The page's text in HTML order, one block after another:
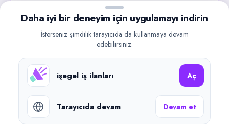
Güncel iş ilanlarını takip edin, işverenlerle hızlıca
iletişime geçin.
Google Play
©2026işegel.net. Tüm hakları saklıdır.
Daha iyi bir deneyim için uygulamayı indirin
İsterseniz şimdilik tarayıcıda da kullanmaya devam
edebilirsiniz.
işegel iş ilanları Aç
Tarayıcıda devam Devam et